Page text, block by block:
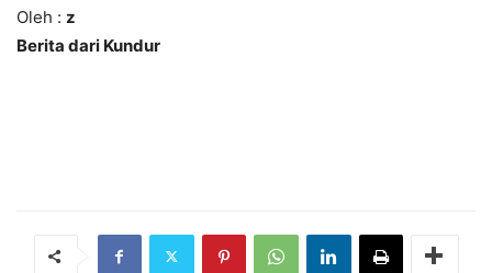
Oleh : z
Berita dari Kundur